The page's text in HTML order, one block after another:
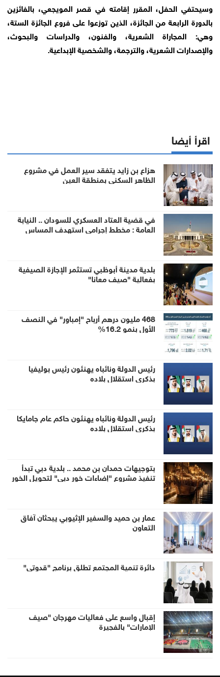
وسيحتفي الحفل، المقرر إقامته في قصر المويجعي، بالفائزين
بالدورة الرابعة من الجائزة، الذين توزعوا على فروع الجائزة الستة،
وهي: المجاراة الشعرية، والفنون، والدراسات والبحوث،
والإصدارات الشعرية، والترجمة، والشخصية الإبداعية.
اقرأ أيضا
هزاع بن زايد يتفقد سير العمل في مشروع
الظاهر السكني بمنطقة العين
في قضية العتاد العسكري للسودان .. النيابة
العامة : مخطط إجرامي استهدف المساس
بسيادة الدولة وأمنها والزج باسمها في صراع لا
بلدية مدينة أبوظبي تستثمر الإجازة الصيفية
بفعالية "صيف معانا"
468 مليون درهم أرباح "إمباور" في النصف
الأول بنمو 16.2%
رئيس الدولة ونائباه يهنئون رئيس بوليفيا
بذكرى استقلال بلاده
رئيس الدولة ونائباه يهنئون حاكم عام جامايكا
بذكرى استقلال بلاده
بتوجيهات حمدان بن محمد .. بلدية دبي تبدأ
تنفيذ مشروع "إضاءات خور دبي" لتحويل الخور
إلى وجهة ليلية عالمية
عمار بن حميد والسفير الإثيوبي يبحثان آفاق
التعاون
دائرة تنمية المجتمع تطلق برنامج "قدوتي"
إقبال واسع على فعاليات مهرجان "صيف
الإمارات" بالفجيرة